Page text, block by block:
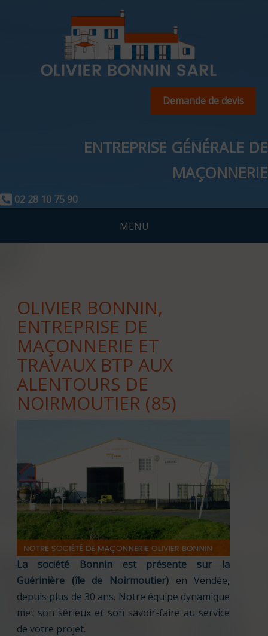
Demande de devis
ENTREPRISE GÉNÉRALE DE
MAÇONNERIE
02 28 10 75 90
OLIVIER BONNIN,
ENTREPRISE DE
MAÇONNERIE ET
TRAVAUX BTP AUX
ALENTOURS DE
NOIRMOUTIER (85)
La société Bonnin est présente sur la
Guérinière (île de Noirmoutier)en Vendée,
depuis plus de 30 ans. Notre équipe dynamique
met son sérieux et son savoir-faire au service
de votre projet.